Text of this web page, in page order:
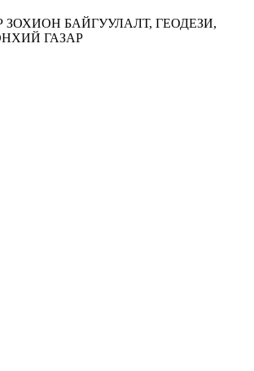
ЗОХИОН БАЙГУУЛАЛТ, ГЕОДЕЗИ,
ГАЗАР